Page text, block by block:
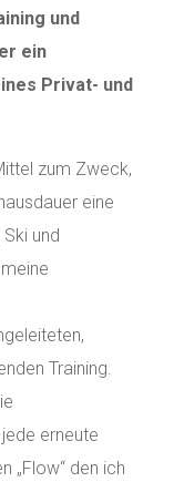
und
ein
Privat- und
zum Zweck,
eine
und
Training.
erneute
„Flow“ den ich